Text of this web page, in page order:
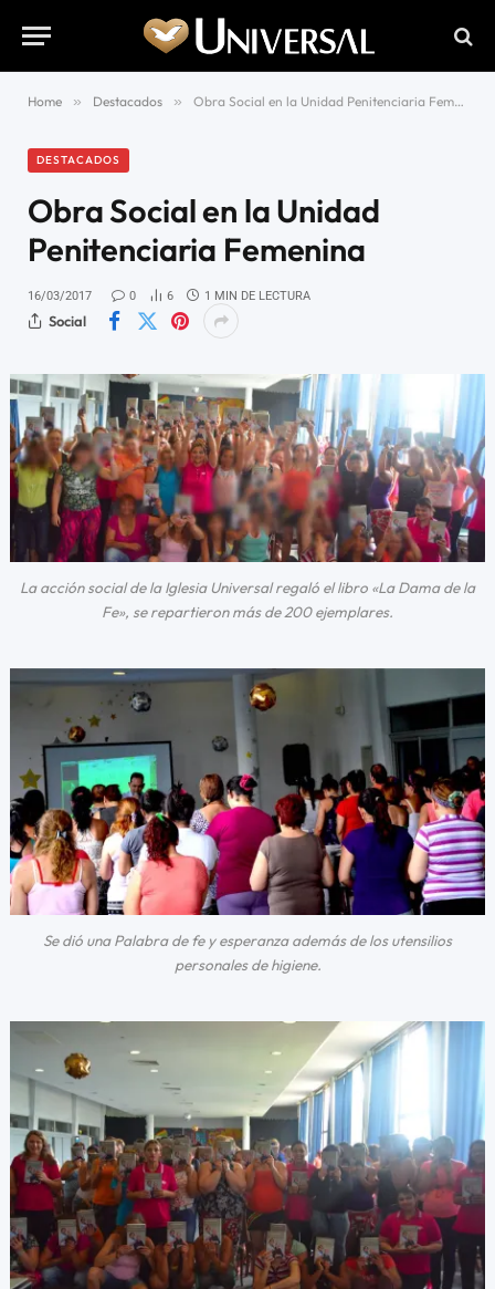
Home » Destacados » Obra Social en la Unidad Penitenciaria Femenina
DESTACADOS
Obra Social en la Unidad
Penitenciaria Femenina
16/03/2017 0 6 1 MIN DE LECTURA
Social
La acción social de la Iglesia Universal regaló el libro «La Dama de la
Fe», se repartieron más de 200 ejemplares.
Se dió una Palabra de fe y esperanza además de los utensilios
personales de higiene.